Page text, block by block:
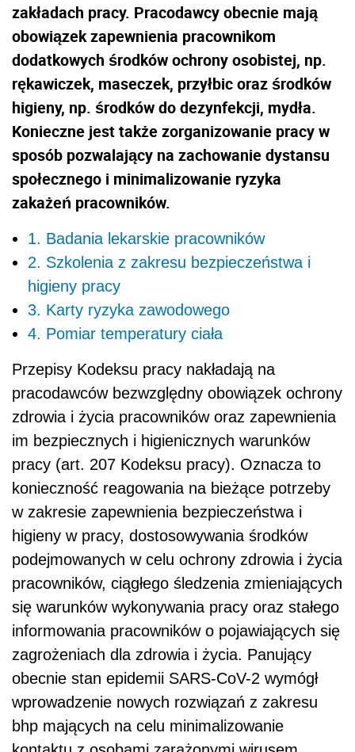
zakładach pracy. Pracodawcy obecnie mają
obowiązek zapewnienia pracownikom
dodatkowych środków ochrony osobistej, np.
rękawiczek, maseczek, przyłbic oraz środków
higieny, np. środków do dezynfekcji, mydła.
Konieczne jest także zorganizowanie pracy w
sposób pozwalający na zachowanie dystansu
społecznego i minimalizowanie ryzyka
zakażeń pracowników.
1. Badania lekarskie pracowników
2. Szkolenia z zakresu bezpieczeństwa i
higieny pracy
3. Karty ryzyka zawodowego
4. Pomiar temperatury ciała
Przepisy Kodeksu pracy nakładają na
pracodawców bezwzględny obowiązek ochrony
zdrowia i życia pracowników oraz zapewnienia
im bezpiecznych i higienicznych warunków
pracy (art. 207 Kodeksu pracy). Oznacza to
konieczność reagowania na bieżące potrzeby
w zakresie zapewnienia bezpieczeństwa i
higieny w pracy, dostosowywania środków
podejmowanych w celu ochrony zdrowia i życia
pracowników, ciągłego śledzenia zmieniających
się warunków wykonywania pracy oraz stałego
informowania pracowników o pojawiających się
zagrożeniach dla zdrowia i życia. Panujący
obecnie stan epidemii SARS-CoV-2 wymógł
wprowadzenie nowych rozwiązań z zakresu
bhp mających na celu minimalizowanie